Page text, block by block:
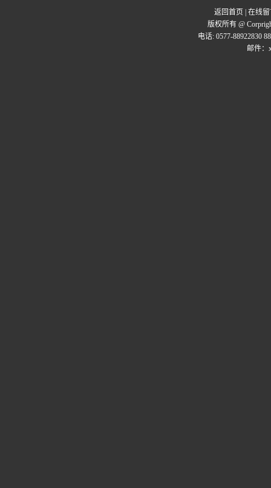
返回首页
在线
版权所有 @
电话: 0577-88922830
邮件：